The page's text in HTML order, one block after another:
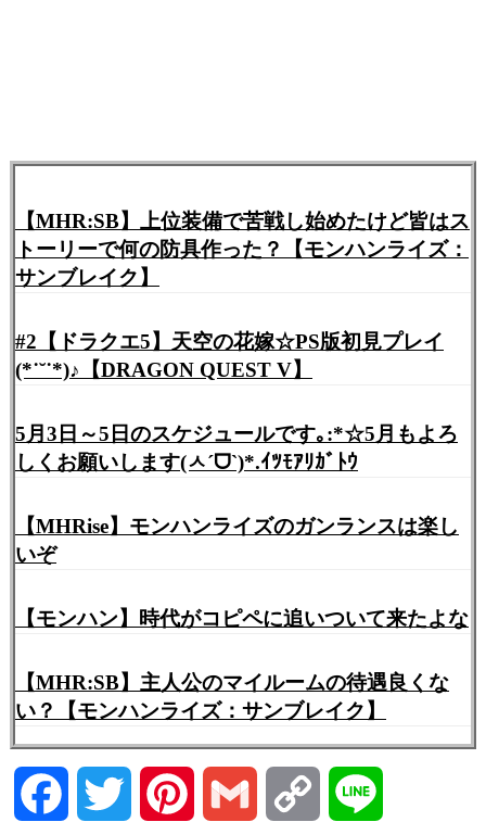
【MHR:SB】上位装備で苦戦し始めたけど皆はス
トーリーで何の防具作った？【モンハンライズ：
サンブレイク】
#2【ドラクエ5】天空の花嫁☆PS版初見プレイ
(*˙˘˙*)♪【DRAGON QUEST V】
5月3日～5日のスケジュールです｡:*☆5月もよろ
しくお願いします(ㅅˊᗜˋ)*.ｲﾂﾓｱﾘｶﾞﾄｳ
【MHRise】モンハンライズのガンランスは楽し
いぞ
【モンハン】時代がコピペに追いついて来たよな
【MHR:SB】主人公のマイルームの待遇良くな
い？【モンハンライズ：サンブレイク】
Facebook Twitter Pinterest Gmail Copy